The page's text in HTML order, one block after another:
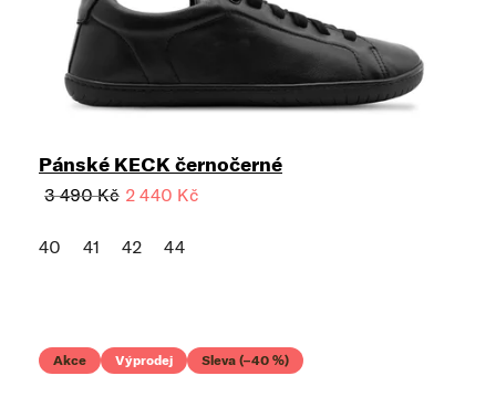
Pánské KECK černočerné
3 490 Kč 2 440 Kč
40 41 42 44
Akce Výprodej Sleva (–40 %)